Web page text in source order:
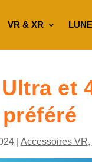
VR & XR
et
| Accessoires VR,